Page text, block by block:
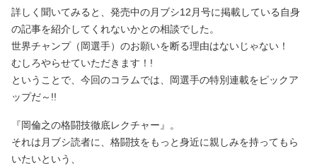
詳しく聞いてみると、発売中の月ブシ12月号に掲載している自身
の記事を紹介してくれないかとの相談でした。
世界チャンプ（岡選手）のお願いを断る理由はないじゃない！
むしろやらせていただきます！!
ということで、今回のコラムでは、岡選手の特別連載をピックア
ップだ～!!
『岡倫之の格闘技徹底レクチャー』。
それは月ブシ読者に、格闘技をもっと身近に親しみを持ってもら
いたいという、